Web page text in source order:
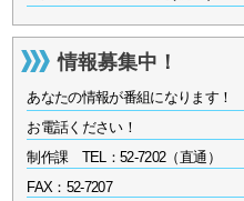
情報募集中！
あなたの情報が番組になります！
お電話ください！
制作課 TEL：52-7202（直通）
FAX：52-7207